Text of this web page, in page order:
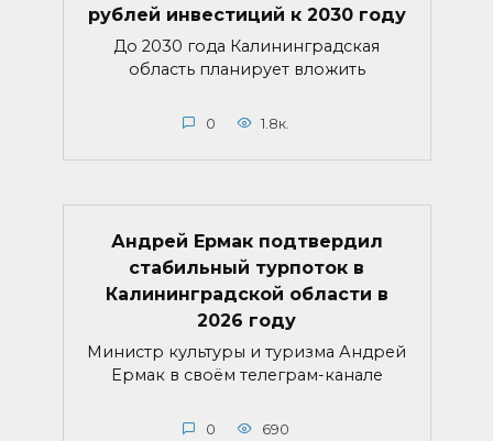
рублей инвестиций к 2030 году
До 2030 года Калининградская
область планирует вложить
0 1.8к.
Андрей Ермак подтвердил
стабильный турпоток в
Калининградской области в
2026 году
Министр культуры и туризма Андрей
Ермак в своём телеграм-канале
0 690